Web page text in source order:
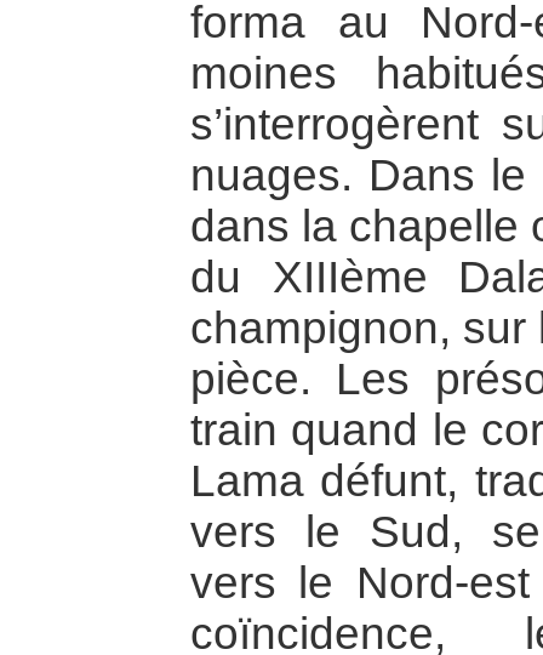
forma au
moines
s’interrogèrent
nuages. Dans
dans la chapelle
du XIIIème
champignon, sur
pièce. Les
train quand le
Lama défunt,
vers le Sud,
vers le Nord-